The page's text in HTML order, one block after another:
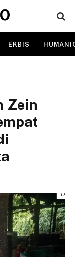
EKBIS
Zein